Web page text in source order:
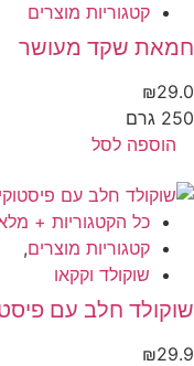
קטגוריות מוצרים
שקד מעושר
₪
גרם
הוספה לסל
כל הקטגוריות +
קטגוריות מוצרים,
שוקולד וקקאו
חלב עם
₪